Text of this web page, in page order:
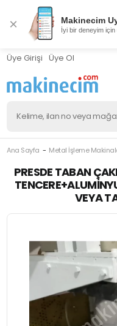
× Makinecim
İyi bir deneyim için
Üye Girişi Üye Ol
Ana Sayfa Metal İşleme
PRESDE TABAN
VEYA